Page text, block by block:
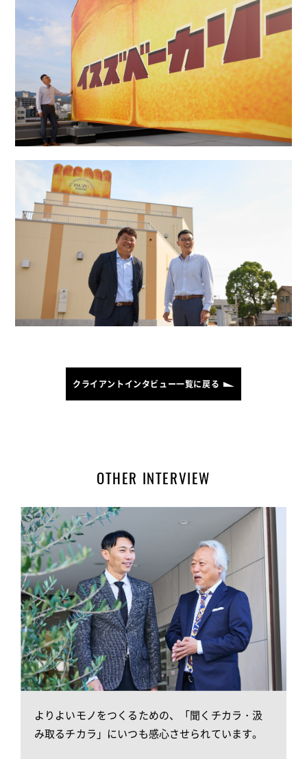
クライアントインタビュー一覧に戻る
OTHER INTERVIEW
よりよいモノをつくるための、「聞くチカラ・汲
み取るチカラ」にいつも感心させられています。